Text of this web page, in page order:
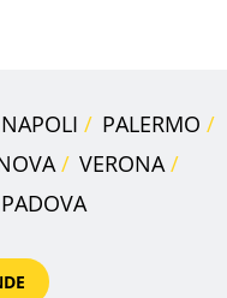
NAPOLI
PALERMO
VERONA
PADOVA